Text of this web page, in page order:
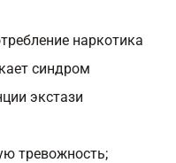
наркотика
синдром
экстази
тревожность;